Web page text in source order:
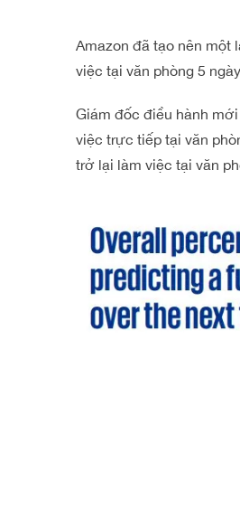
Amazon đã tạo nên một
việc tại văn phòng 5
Giám đốc điều hành
việc trực tiếp tại văn
trở lại làm việc tại văn